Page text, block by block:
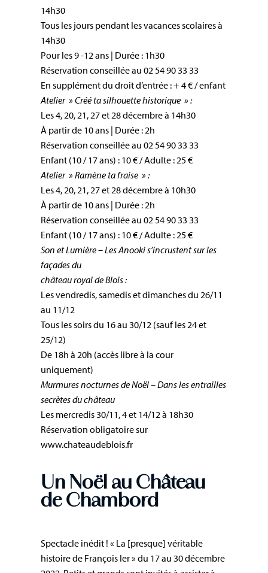
14h30
Tous les jours pendant les vacances scolaires à
14h30
Pour les 9 -12 ans | Durée : 1h30
Réservation conseillée au 02 54 90 33 33
En supplément du droit d’entrée : + 4 € / enfant
Atelier » Créé ta silhouette historique » :
Les 4, 20, 21, 27 et 28 décembre à 14h30
À partir de 10 ans | Durée : 2h
Réservation conseillée au 02 54 90 33 33
Enfant (10 / 17 ans) : 10 € / Adulte : 25 €
Atelier » Ramène ta fraise » :
Les 4, 20, 21, 27 et 28 décembre à 10h30
À partir de 10 ans | Durée : 2h
Réservation conseillée au 02 54 90 33 33
Enfant (10 / 17 ans) : 10 € / Adulte : 25 €
Son et Lumière – Les Anooki s’incrustent sur les
façades du
château royal de Blois :
Les vendredis, samedis et dimanches du 26/11
au 11/12
Tous les soirs du 16 au 30/12 (sauf les 24 et
25/12)
De 18h à 20h (accès libre à la cour
uniquement)
Murmures nocturnes de Noël –Dans les entrailles
secrètes du château
Les mercredis 30/11, 4 et 14/12 à 18h30
Réservation obligatoire sur
www.chateaudeblois.fr
Un Noël au Château
de Chambord
Spectacle inédit ! « La [presque] véritable
histoire de François Ier » du 17 au 30 décembre